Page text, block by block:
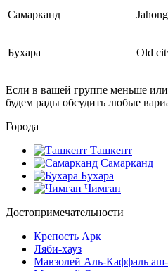
Самарканд
Бухара Old
Если в вашей группе меньше
будем рады обсудить любые
Города
Ташкент
Самарканд
Бухара
Чимган
Достопримечательности
Крепость Арк
Ляби-хауз
Мавзолей Аль-Каффаль